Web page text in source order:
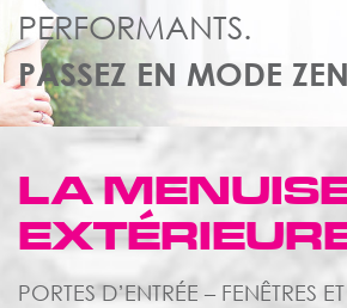
PERFORMANTS.
PASSEZ EN MODE
LA
PORTES D’ENTRÉE – FENÊTRES